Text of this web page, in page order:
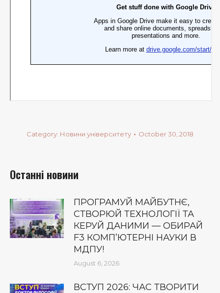
Category: Новини університету October 30, 2018
Останні новини
ПРОГРАМУЙ МАЙБУТНЄ,
СТВОРЮЙ ТЕХНОЛОГІЇ ТА
КЕРУЙ ДАНИМИ — ОБИРАЙ
F3 КОМП’ЮТЕРНІ НАУКИ В
МДПУ!
August 6, 2026
ВСТУП 2026: ЧАС ТВОРИТИ